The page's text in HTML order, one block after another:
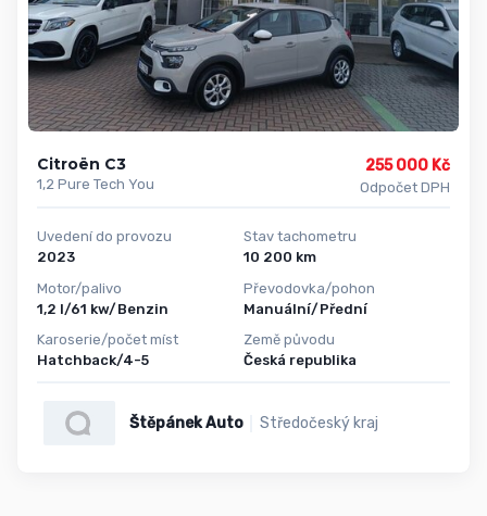
Citroën C3
1,2 Pure Tech You
255 000 Kč
Odpočet DPH
Uvedení do provozu
2023
Motor/palivo
1,2 l/61 kw/Benzin
Karoserie/počet míst
Hatchback/4-5
Stav tachometru
10 200 km
Převodovka/pohon
Manuální/Přední
Země původu
Česká republika
Štěpánek Auto Středočeský kraj